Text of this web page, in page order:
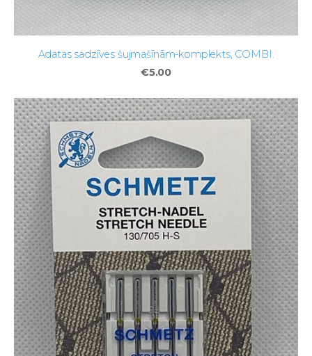
Adatas sadzīves šujmašīnām-komplekts, COMBI.
€5.00